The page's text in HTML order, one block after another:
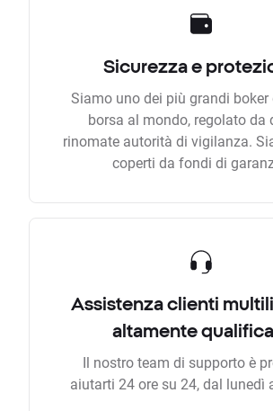
Sicurezza e
Siamo uno dei più grandi
borsa al mondo, regolato da
rinomate autorità di vigilanza.
coperti da fondi di
Assistenza clienti
altamente
Il nostro team di supporto è
aiutarti 24 ore su 24, dal lunedì